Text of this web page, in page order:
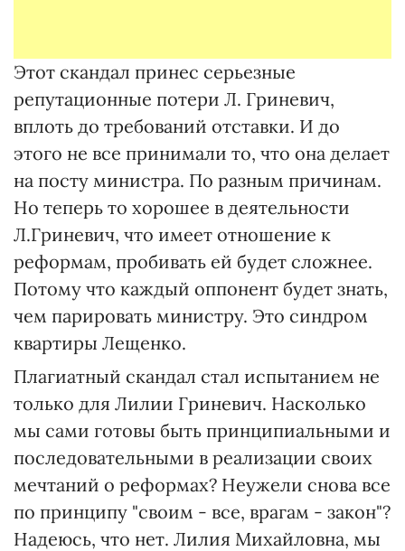
Этот скандал принес серьезные
репутационные потери Л. Гриневич,
вплоть до требований отставки. И до
этого не все принимали то, что она делает
на посту министра. По разным причинам.
Но теперь то хорошее в деятельности
Л.Гриневич, что имеет отношение к
реформам, пробивать ей будет сложнее.
Потому что каждый оппонент будет знать,
чем парировать министру. Это синдром
квартиры Лещенко.
Плагиатный скандал стал испытанием не
только для Лилии Гриневич. Насколько
мы сами готовы быть принципиальными и
последовательными в реализации своих
мечтаний о реформах? Неужели снова все
по принципу "своим - все, врагам - закон"?
Надеюсь, что нет. Лилия Михайловна, мы